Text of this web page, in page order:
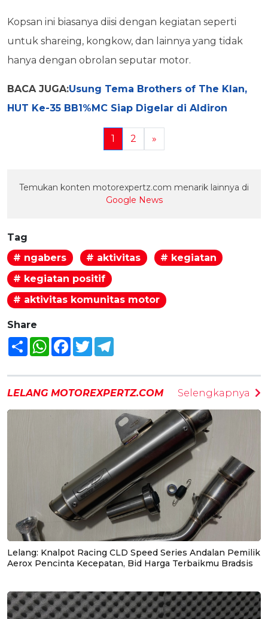
Kopsan ini biasanya diisi dengan kegiatan seperti
untuk shareing, kongkow, dan lainnya yang tidak
hanya dengan obrolan seputar motor.
BACA JUGA:Usung Tema Brothers of The Klan,
HUT Ke-35 BB1%MC Siap Digelar di Aldiron
1 2 »
Temukan konten motorexpertz.com menarik lainnya di
Google News
Tag
# ngabers
# aktivitas
# kegiatan
# kegiatan positif
# aktivitas komunitas motor
Share
Share WhatsAppFacebook
Twitter
LELANG MOTOREXPERTZ.COM Selengkapnya
Lelang: Knalpot Racing CLD Speed Series Andalan Pemilik
Aerox Pencinta Kecepatan, Bid Harga Terbaikmu Bradsis